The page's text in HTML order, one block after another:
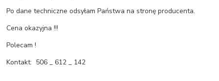
Po dane techniczne odsyłam Państwa na stronę producenta.
Cena okazyjna !!!
Polecam !
Kontakt: 506 _ 612 _ 142